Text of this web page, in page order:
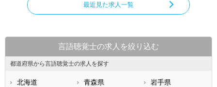
最近見た求人一覧
言語聴覚士の求人を絞り込む
都道府県から言語聴覚士の求人を探す
北海道 青森県
岩手県